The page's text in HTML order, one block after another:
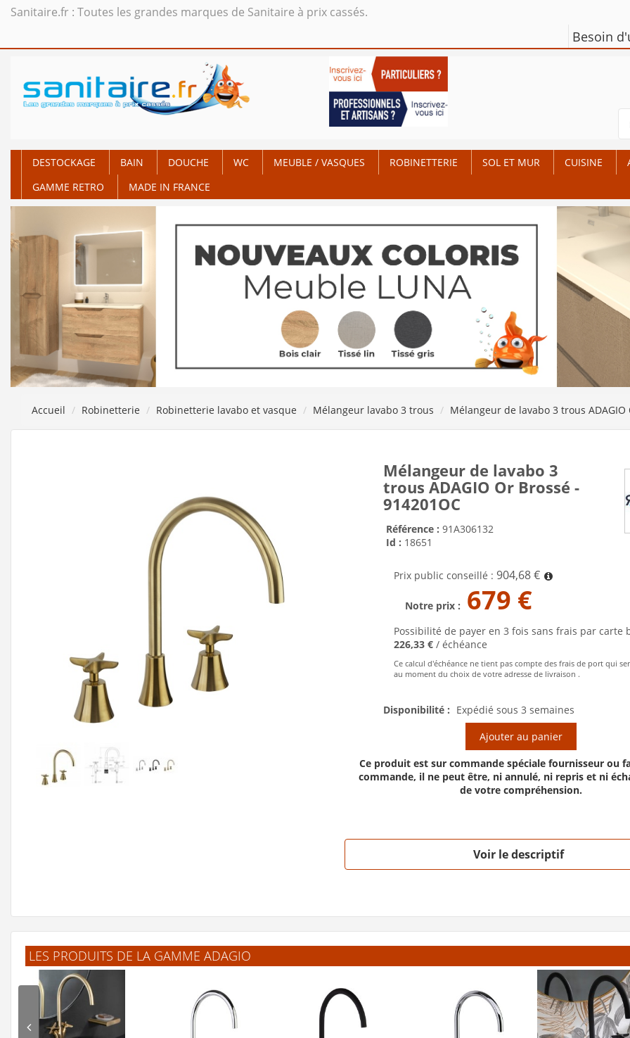
Sanitaire.fr : Toutes les grandes marques de Sanitaire à prix cassés.
Besoin
DESTOCKAGE BAIN DOUCHE WC MEUBLE / VASQUES ROBINETTERIE SOL ET MUR CUISINE
GAMME RETRO
MADE IN FRANCE
Accueil Robinetterie Robinetterie lavabo et vasque Mélangeur lavabo 3 trous Mélangeur de lavabo 3 trous ADAGIO
Mélangeur de lavabo 3
trous ADAGIO Or Brossé -
914201OC
Référence : 91A306132
Id : 18651
Prix public conseillé : 904,68 €
Notre prix : 679 €
Possibilité de payer en 3 fois sans frais par carte
226,33 € / échéance
Ce calcul d'échéance ne tient pas compte des frais de port qui
au moment du choix de votre adresse de livraison .
Disponibilité : Expédié sous 3 semaines
Ajouter au panier
Ce produit est sur commande spéciale fournisseur ou
commande, il ne peut être, ni annulé, ni repris et ni
de votre compréhension.
Voir le descriptif
LES PRODUITS DE LA GAMME ADAGIO